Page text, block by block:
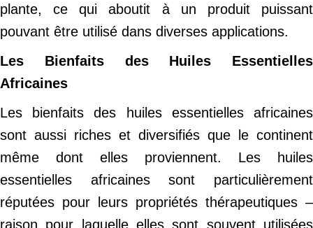
plante, ce qui aboutit à un produit puissant
pouvant être utilisé dans diverses applications.
Les Bienfaits des Huiles Essentielles
Africaines
Les bienfaits des huiles essentielles africaines
sont aussi riches et diversifiés que le continent
même dont elles proviennent. Les huiles
essentielles africaines sont particulièrement
réputées pour leurs propriétés thérapeutiques –
raison pour laquelle elles sont souvent utilisées